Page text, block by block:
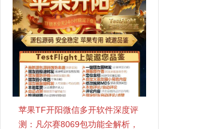
苹果TF开阳微信多开软件深度评
测：凡尔赛8069包功能全解析，